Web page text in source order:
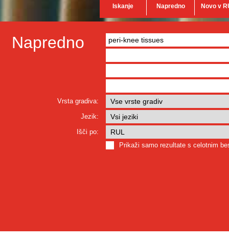
Iskanje Napredno Novo v
Napredno
Vrsta gradiva:
Jezik:
Išči po:
Prikaži samo rezultate s celotnim